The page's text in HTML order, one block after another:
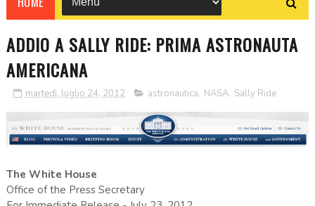
ADDIO A SALLY RIDE: PRIMA ASTRONAUTA
AMERICANA
martedì, luglio 24, 2012 astronautica, NASA, Sally Ride
The White House
Office of the Press Secretary